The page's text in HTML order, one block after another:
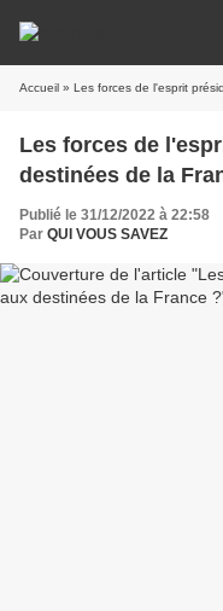
Accueil » Les forces de l'esprit
Les forces de
destinées de la
Publié le 31/12/2022 à 22:58
Par QUI VOUS SAVEZ